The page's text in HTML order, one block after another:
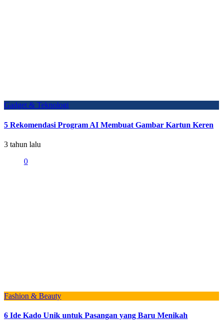
Gadget & Teknologi
5 Rekomendasi Program AI Membuat Gambar Kartun Keren
3 tahun lalu
0
Fashion & Beauty
6 Ide Kado Unik untuk Pasangan yang Baru Menikah